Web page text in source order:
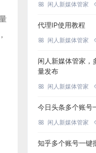
闲人新媒体管家
代理IP使用教程
闲人新媒体管家
闲人新媒体管家，
量发布
闲人新媒体管家
今日头条多个账号
闲人新媒体管家
知乎多个账号一键